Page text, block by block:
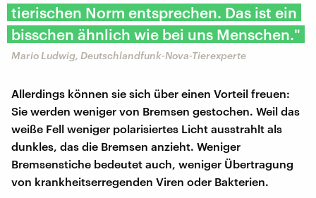
tierischen Norm entsprechen. Das ist ein
bisschen ähnlich wie bei uns Menschen."
Mario Ludwig, Deutschlandfunk-Nova-Tierexperte
Allerdings können sie sich über einen Vorteil freuen:
Sie werden weniger von Bremsen gestochen. Weil das
weiße Fell weniger polarisiertes Licht ausstrahlt als
dunkles, das die Bremsen anzieht. Weniger
Bremsenstiche bedeutet auch, weniger Übertragung
von krankheitserregenden Viren oder Bakterien.